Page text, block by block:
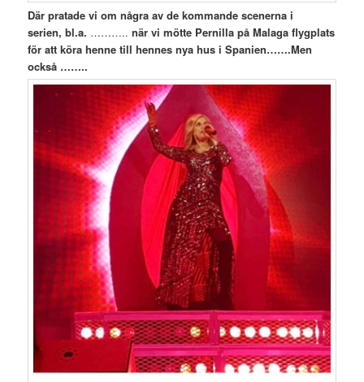
Där pratade vi om några av de kommande scenerna i
serien,bl.a. ………..när vi mötte Pernilla på Malaga flygplats
för att köra henne till hennes nya hus i Spanien…….Men
också ……..